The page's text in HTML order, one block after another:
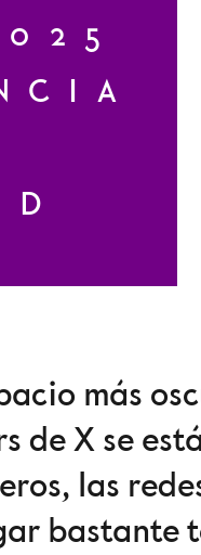
más
de X se
las
bastante